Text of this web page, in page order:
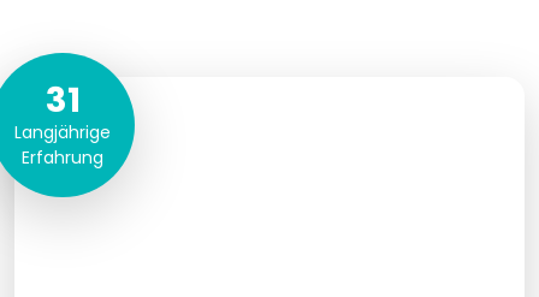
31
Langjährige
Erfahrung